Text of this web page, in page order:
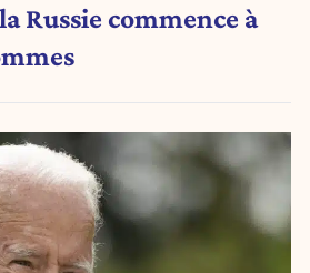
Russie commence à